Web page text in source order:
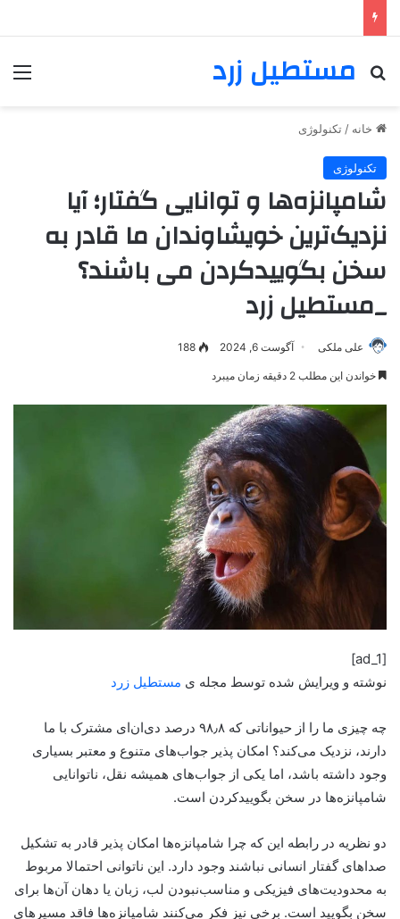
مستطیل زرد
خانه / تکنولوژی
تکنولوژی
شامپانزه‌ها و توانایی گفتار؛ آیا
نزدیک‌ترین خویشاوندان ما قادر به
سخن بگویید‌کردن می باشند؟
_مستطیل زرد
علی ملکی آگوست 6, 2024 188
خواندن این مطلب 2 دقیقه زمان میبرد
[ad_1]
نوشته و ویرایش شده توسط مجله ی مستطیل زرد
چه چیزی ما را از حیواناتی که ۹۸٫۸ درصد دی‌ان‌ای مشترک با ما
دارند، نزدیک می‌کند؟ امکان پذیر جواب‌های متنوع و معتبر بسیاری
وجود داشته باشد، اما یکی از جواب‌های همیشه نقل، ناتوانایی
شامپانزه‌ها در سخن بگویید‌کردن است.
دو نظریه در رابطه این که چرا شامپانزه‌ها امکان پذیر قادر به تشکیل
صداهای گفتار انسانی نباشند وجود دارد. این ناتوانی احتمالا مربوط
به محدودیت‌های فیزیکی و مناسب‌نبودن لب، زبان یا دهان آن‌ها برای
سخن بگویید است. برخی نیز فکر می‌کنند شامپانزه‌ها فاقد مسیرهای